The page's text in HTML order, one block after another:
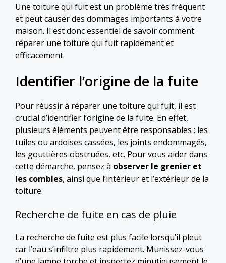
Une toiture qui fuit est un problème très fréquent
et peut causer des dommages importants à votre
maison. Il est donc essentiel de savoir comment
réparer une toiture qui fuit rapidement et
efficacement.
Identifier l’origine de la fuite
Pour réussir à réparer une toiture qui fuit, il est
crucial d’identifier l’origine de la fuite. En effet,
plusieurs éléments peuvent être responsables : les
tuiles ou ardoises cassées, les joints endommagés,
les gouttières obstruées, etc. Pour vous aider dans
cette démarche, pensez à observer le grenier et
les combles, ainsi que l’intérieur et l’extérieur de la
toiture.
Recherche de fuite en cas de pluie
La recherche de fuite est plus facile lorsqu’il pleut
car l’eau s’infiltre plus rapidement. Munissez-vous